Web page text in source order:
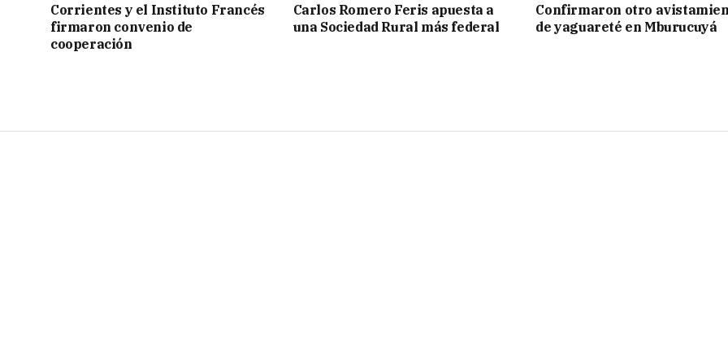
Corrientes y el Instituto Francés
firmaron convenio de
cooperación
Carlos Romero Feris apuesta a
una Sociedad Rural más federal
Confirmaron otro
de yaguareté en Mburucuyá